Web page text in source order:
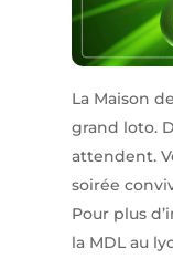
La Maison
grand loto.
attendent.
soirée
Pour plus
la MDL au